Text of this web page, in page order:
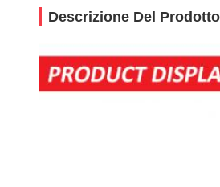
Descrizione Del Prodotto